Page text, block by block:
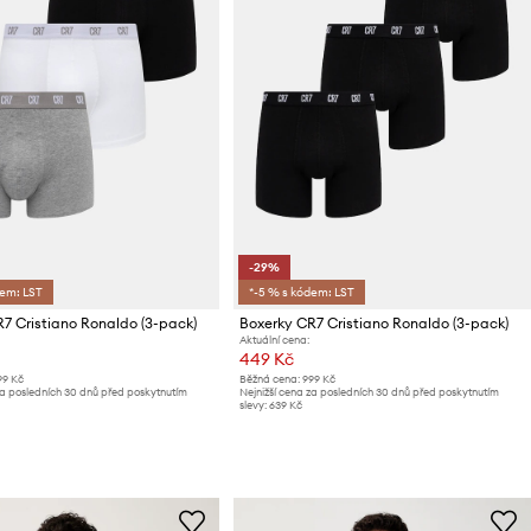
LST
Cristiano Ronaldo (3-pack)
Kč
posledních 30 dnů před poskytnutím
-29%
*-5 % s kódem: LST
Boxerky CR7 Cristiano Ronaldo (3-pack)
Aktuální cena:
449 Kč
Běžná cena: 999 Kč
Nejnižší cena za posledních 30 dnů před poskytnutím
slevy: 639 Kč